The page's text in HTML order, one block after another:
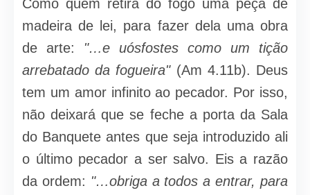
Como quem retira do fogo uma peça de
madeira de lei, para fazer dela uma obra
de arte: "…e uósfostes como um tição
arrebata­do da fogueira" (Am 4.11b). Deus
tem um amor infinito ao pecador. Por isso,
não deixará que se feche a porta da Sala
do Banquete antes que seja introduzido ali
o último pecador a ser salvo. Eis a razão
da ordem: "…obriga a todos a entrar, para